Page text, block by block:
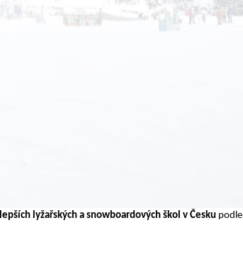
lyžařských a snowboardových škol v Česku podle